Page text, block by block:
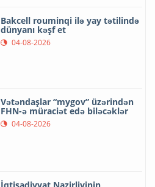
Bakcell rouminqi ilə yay tətilində
dünyanı kəşf et
04-08-2026
Vətəndaşlar “mygov” üzərindən
FHN-ə müraciət edə biləcəklər
04-08-2026